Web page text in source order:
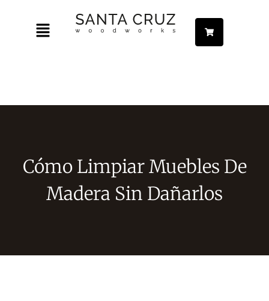
contenido
Menú
Cómo Limpiar Muebles De
Madera Sin Dañarlos